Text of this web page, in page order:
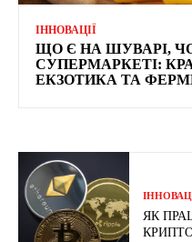
ІННОВАЦІЇ
ЩО Є НА ШУВАРІ,
СУПЕРМАРКЕТІ:
ЕКЗОТИКА ТА
ЯК